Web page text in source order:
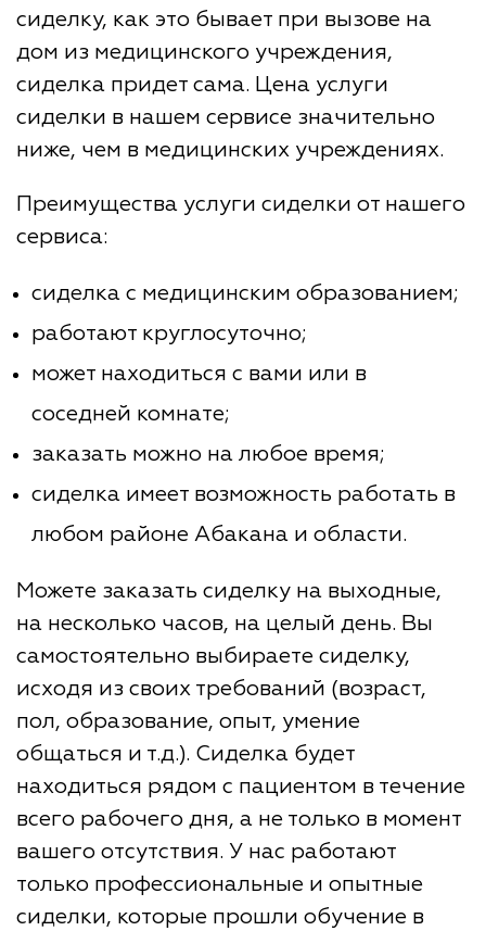
сиделку, как это бывает при вызове на
дом из медицинского учреждения,
сиделка придет сама. Цена услуги
сиделки в нашем сервисе значительно
ниже, чем в медицинских учреждениях.
Преимущества услуги сиделки от нашего
сервиса:
сиделка с медицинским образованием;
работают круглосуточно;
может находиться с вами или в
соседней комнате;
заказать можно на любое время;
сиделка имеет возможность работать в
любом районе Абакана и области.
Можете заказать сиделку на выходные,
на несколько часов, на целый день. Вы
самостоятельно выбираете сиделку,
исходя из своих требований (возраст,
пол, образование, опыт, умение
общаться и т.д.). Сиделка будет
находиться рядом с пациентом в течение
всего рабочего дня, а не только в момент
вашего отсутствия. У нас работают
только профессиональные и опытные
сиделки, которые прошли обучение в